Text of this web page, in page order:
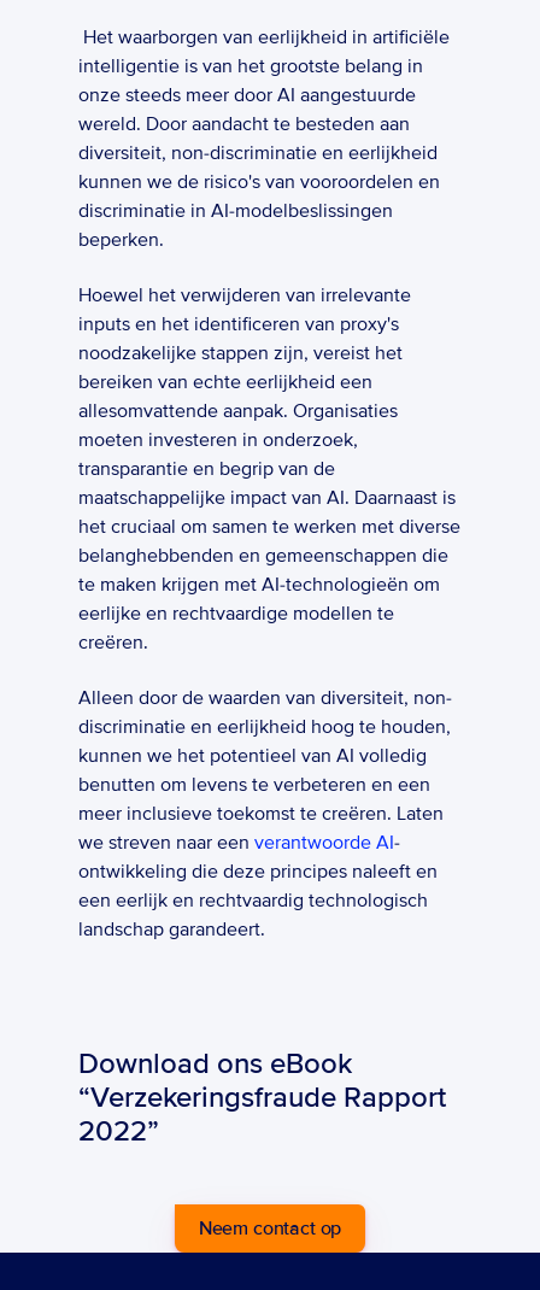
Het waarborgen van eerlijkheid in artificiële
intelligentie is van het grootste belang in
onze steeds meer door AI aangestuurde
wereld. Door aandacht te besteden aan
diversiteit, non-discriminatie en eerlijkheid
kunnen we de risico's van vooroordelen en
discriminatie in AI-modelbeslissingen
beperken.
Hoewel het verwijderen van irrelevante
inputs en het identificeren van proxy's
noodzakelijke stappen zijn, vereist het
bereiken van echte eerlijkheid een
allesomvattende aanpak. Organisaties
moeten investeren in onderzoek,
transparantie en begrip van de
maatschappelijke impact van AI. Daarnaast is
het cruciaal om samen te werken met diverse
belanghebbenden en gemeenschappen die
te maken krijgen met AI-technologieën om
eerlijke en rechtvaardige modellen te
creëren.
Alleen door de waarden van diversiteit, non-
discriminatie en eerlijkheid hoog te houden,
kunnen we het potentieel van AI volledig
benutten om levens te verbeteren en een
meer inclusieve toekomst te creëren. Laten
we streven naar een verantwoorde AI-
ontwikkeling die deze principes naleeft en
een eerlijk en rechtvaardig technologisch
landschap garandeert.
Download ons eBook
“Verzekeringsfraude Rapport
2022”
Neem contact op